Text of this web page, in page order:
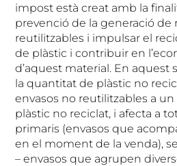
impost està creat amb la
prevenció de la generació de
reutilitzables i impulsar el
de plàstic i contribuir en
d’aquest material. En aquest
la quantitat de plàstic no
envasos no reutilitzables a
plàstic no reciclat, i afecta a
primaris (envasos que
en el moment de la venda),
– envasos que agrupen